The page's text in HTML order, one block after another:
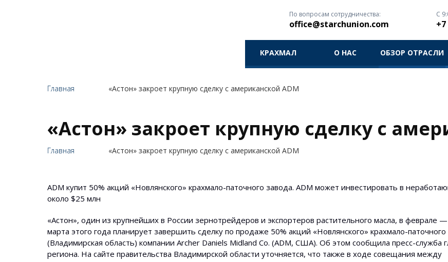
По вопросам сотрудничества:
office@starchunion.com
С
КРАХМАЛ О НАС ОБЗОР ОТРАСЛИ
Главная «Астон» закроет крупную сделку с американской ADM
«Астон» закроет крупную сделку с
Главная «Астон» закроет крупную сделку с американской ADM
ADM купит 50% акций «Новлянского» крахмало-паточного завода. ADM может инвестировать в
около $25 млн
«Астон», один из крупнейших в России зернотрейдеров и экспортеров растительного масла, в феврале
марта этого года планирует завершить сделку по продаже 50% акций «Новлянского» крахмало-паточного
(Владимирская область) компании Archer Daniels Midland Co. (ADM, США). Об этом сообщила пресс-служба
региона. На сайте правительства Владимирской области уточняется, что также в ходе совещания между